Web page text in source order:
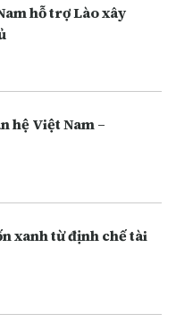
hỗ trợ Lào xây
hệ Việt Nam –
xanh từ định chế tài